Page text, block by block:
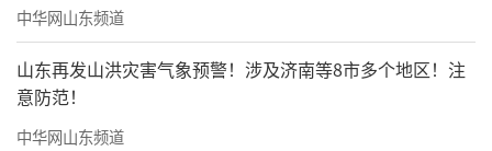
中华网山东频道
山东再发山洪灾害气象预警！涉及济南等8市多个地区！注
意防范！
中华网山东频道